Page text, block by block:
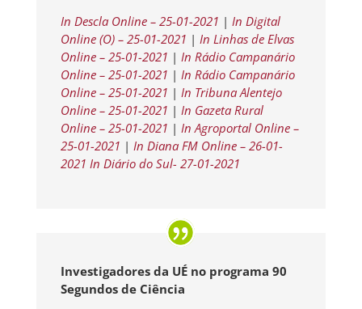
In Descla Online – 25-01-2021 | In Digital
Online (O) – 25-01-2021 | In Linhas de Elvas
Online – 25-01-2021 | In Rádio Campanário
Online – 25-01-2021 | In Rádio Campanário
Online – 25-01-2021 | In Tribuna Alentejo
Online – 25-01-2021 | In Gazeta Rural
Online – 25-01-2021 | In Agroportal Online –
25-01-2021 | In Diana FM Online – 26-01-
2021 In Diário do Sul- 27-01-2021
Investigadores da UÉ no programa 90
Segundos de Ciência